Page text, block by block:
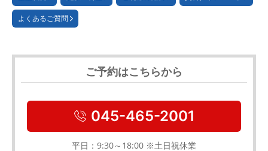
よくあるご質問
ご予約はこちらから
045-465-2001
平日：9:30～18:00 ※土日祝休業